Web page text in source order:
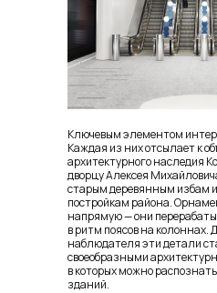
Ключевым элементом
Каждая из них отсылает к
архитектурного наследия
дворцу Алексея
старым деревянным избам
постройкам района.
напрямую — они
в ритм поясов на колоннах.
наблюдателя эти детали
своеобразными
в которых можно
зданий.